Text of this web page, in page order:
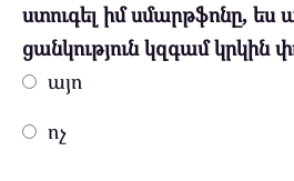
ստուգել իմ սմարթֆոնը, ես
ցանկություն կզգամ կրկին
այո
ոչ